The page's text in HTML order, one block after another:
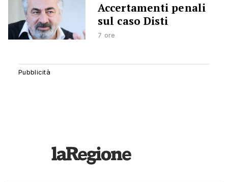
Accertamenti penali
sul caso Disti
7 ore